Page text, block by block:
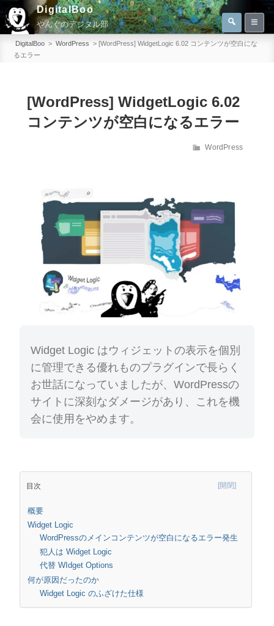
コ
ン
DigitalBoo
やんぐのデジタル部
検
索:
検
索
DigitalBoo > WordPress > [WordPress] WidgetLogic 6.02 コンテンツが空白にな
るエラー
[WordPress] WidgetLogic 6.02
コンテンツが空白になるエラー
カ
WordPress
Widget Logic はウィジェットの表示を個別
に管理できる優れものプラグインで長らく
お世話になっていましたが、WordPressの
サイトに深刻なダメージがあり、これを機
会に使用をやめます。
目次
概要
Widget Logic
WordPressのメインコンテンツが空白になるエラー発生
犯人は Widget Logic
代替 WIdget Options
何が原因だったのか
Widget Logic のふざけた仕様